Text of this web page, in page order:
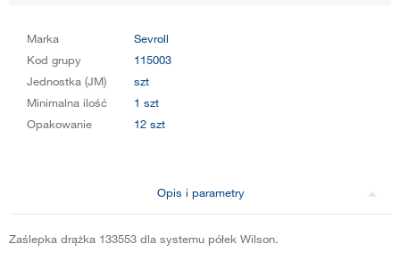
Marka
Sevroll
Kod grupy
115003
Jednostka (JM)
szt
Minimalna ilość
1 szt
Opakowanie
12 szt
Opis i parametry
Zaślepka drążka 133553 dla systemu półek Wilson.